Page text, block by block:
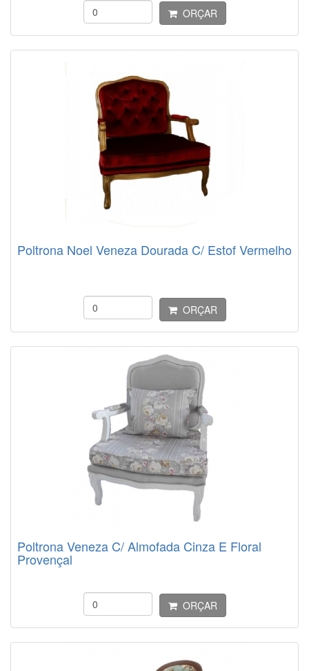
ORÇAR
Poltrona Noel Veneza Dourada C/ Estof Vermelho
ORÇAR
Poltrona Veneza C/ Almofada Cinza E Floral
Provençal
ORÇAR